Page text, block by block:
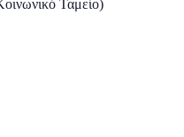
Ταμείο)